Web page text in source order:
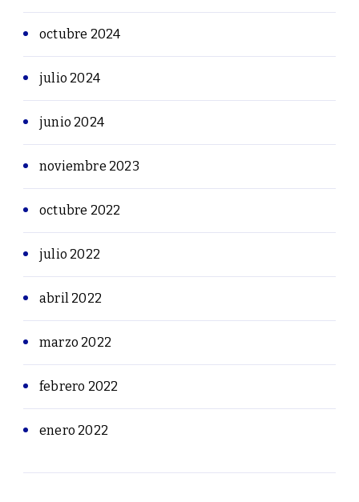
octubre 2024
julio 2024
junio 2024
noviembre 2023
octubre 2022
julio 2022
abril 2022
marzo 2022
febrero 2022
enero 2022